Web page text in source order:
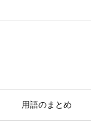
用語のまとめ